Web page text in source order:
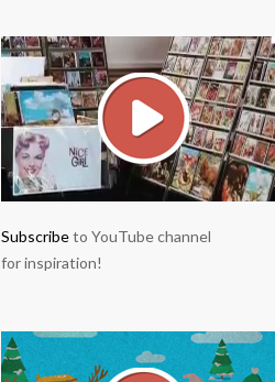
Subscribeto YouTube channel
for inspiration!